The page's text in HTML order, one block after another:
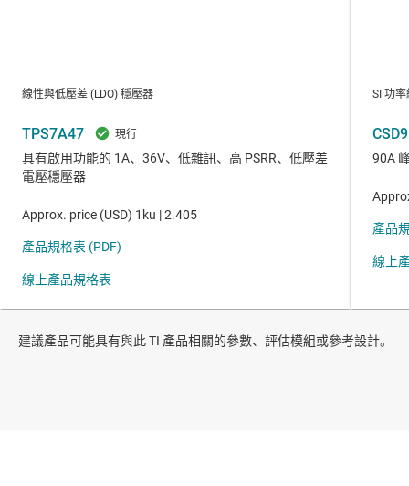
建議產品可能具有與此 TI 產品相關的參數、評估模組或參考設計。